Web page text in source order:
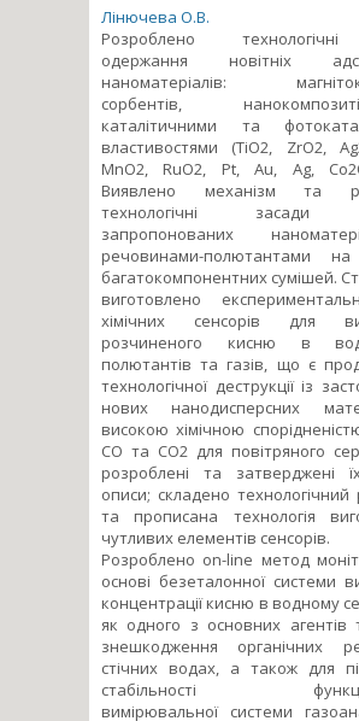
Лінючева О.В.
Розроблено
одержання новітніх
наноматеріалів:
сорбентів,
каталітичними та
властивостями (TiO2, ZrO2,
MnO2, RuO2, Pt, Au, Ag,
Виявлено механізм та
технологічні засади
запропонованих
речовинами-полютантами
багатокомпонентних сумішей.
виготовлено
хімічних сенсорів для
розчиненого кисню в
полютантів та газів, що є
технологічної деструкції із
нових нанодисперсних
високою хімічною
СО та СО2 для повітряного
розроблені та затверджені
описи; складено технологічний
та прописана технологія
чутливих елементів сенсорів.
Розроблено оn-line метод
основі безеталонної системи
концентрації кисню в водному
як одного з основних агентів
знешкодження органічних
стічних водах, а також для
стабільності
вимірювальної системи